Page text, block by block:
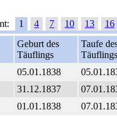
1 4 7 10 13
16
Geburt des
Täuflings
Taufe
Täuflings
05.01.1838
31.12.1837
01.01.1838